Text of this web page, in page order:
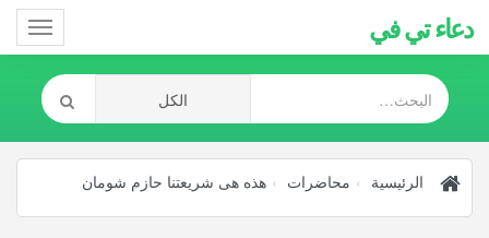
دعاء تي في
الرئيسية محاضرات هذه هى شريعتنا حازم شومان